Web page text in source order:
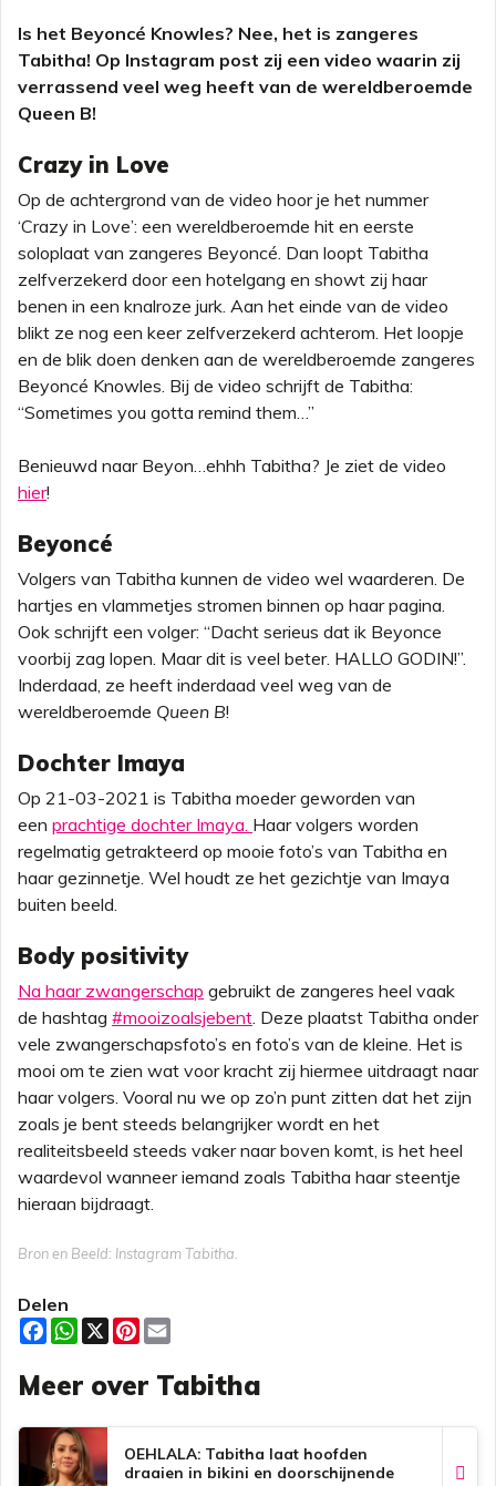
Is het Beyoncé Knowles? Nee, het is zangeres
Tabitha! Op Instagram post zij een video waarin zij
verrassend veel weg heeft van de wereldberoemde
Queen B!
Crazy in Love
Op de achtergrond van de video hoor je het nummer
‘Crazy in Love’: een wereldberoemde hit en eerste
soloplaat van zangeres Beyoncé. Dan loopt Tabitha
zelfverzekerd door een hotelgang en showt zij haar
benen in een knalroze jurk. Aan het einde van de video
blikt ze nog een keer zelfverzekerd achterom. Het loopje
en de blik doen denken aan de wereldberoemde zangeres
Beyoncé Knowles. Bij de video schrijft de Tabitha:
“Sometimes you gotta remind them…”
Benieuwd naar Beyon…ehhh Tabitha? Je ziet de video
hier!
Beyoncé
Volgers van Tabitha kunnen de video wel waarderen. De
hartjes en vlammetjes stromen binnen op haar pagina.
Ook schrijft een volger: “Dacht serieus dat ik Beyonce
voorbij zag lopen. Maar dit is veel beter. HALLO GODIN!”.
Inderdaad, ze heeft inderdaad veel weg van de
wereldberoemde Queen B!
Dochter Imaya
Op 21-03-2021 is Tabitha moeder geworden van
een prachtige dochter Imaya. Haar volgers worden
regelmatig getrakteerd op mooie foto’s van Tabitha en
haar gezinnetje. Wel houdt ze het gezichtje van Imaya
buiten beeld.
Body positivity
Na haar zwangerschap gebruikt de zangeres heel vaak
de hashtag #mooizoalsjebent. Deze plaatst Tabitha onder
vele zwangerschapsfoto’s en foto’s van de kleine. Het is
mooi om te zien wat voor kracht zij hiermee uitdraagt naar
haar volgers. Vooral nu we op zo’n punt zitten dat het zijn
zoals je bent steeds belangrijker wordt en het
realiteitsbeeld steeds vaker naar boven komt, is het heel
waardevol wanneer iemand zoals Tabitha haar steentje
hieraan bijdraagt.
Bron en Beeld: Instagram Tabitha.
Delen
F
a
e
b
o
k
W
h
t
s
p
p
X
P
t
e
e
s
t
i
Meer over Tabitha
OEHLALA: Tabitha laat hoofden
draaien in bikini en doorschijnende